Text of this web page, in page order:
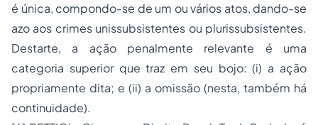
é única, compondo-se de um ou vários atos, dando-se
azo aos crimes unissubsistentes ou plurissubsistentes.
Destarte, a ação penalmente relevante é uma
categoria superior que traz em seu bojo: (i) a ação
propriamente dita; e (ii) a omissão (nesta, também há
continuidade).